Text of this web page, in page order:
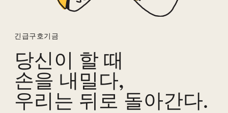
긴급구호기금
당신이 할 때
손을 내밀다,
우리는 뒤로 돌아간다.